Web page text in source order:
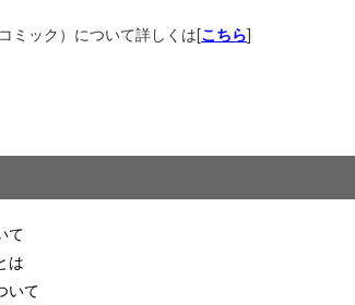
ミック）について詳しくは[こちら]
て
は
いて